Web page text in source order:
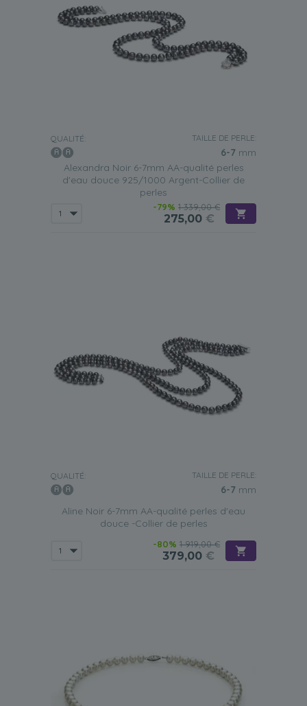
QUALITÉ: TAILLE DE PERLE:
6-7 mm
Alexandra Noir 6-7mm AA-qualité perles
d'eau douce 925/1000 Argent-Collier de
perles
-79% 1 339,00 €
275,00 €
QUALITÉ: TAILLE DE PERLE:
6-7 mm
Aline Noir 6-7mm AA-qualité perles d'eau
douce -Collier de perles
-80% 1 919,00 €
379,00 €